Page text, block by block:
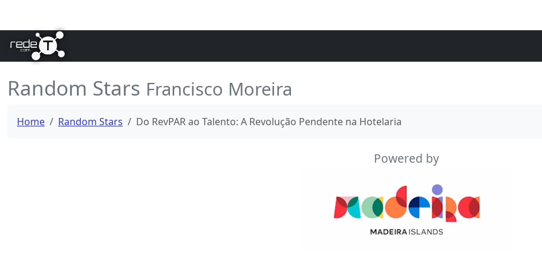
Random Stars Francisco Moreira
Home Random Stars Do RevPAR ao Talento: A Revolução Pendente na Hotelaria
Powered by